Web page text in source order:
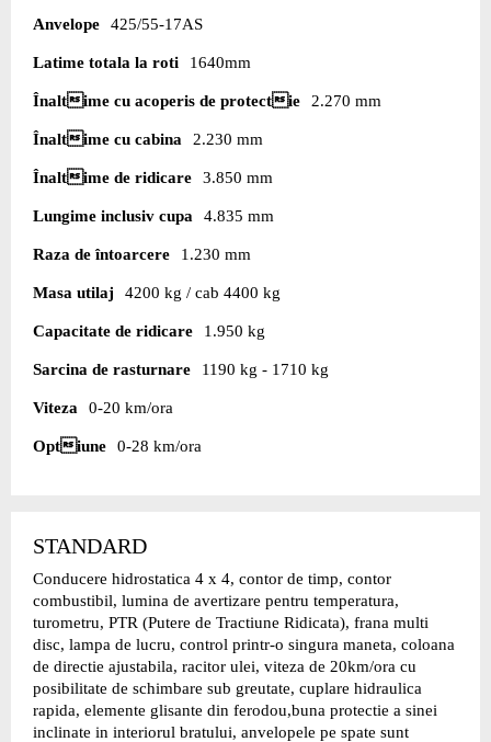
Anvelope 425/55-17AS
Latime totala la roti 1640mm
Înaltime cu acoperis de protectie 2.270 mm
Înaltime cu cabina 2.230 mm
Înaltime de ridicare 3.850 mm
Lungime inclusiv cupa 4.835 mm
Raza de întoarcere 1.230 mm
Masa utilaj 4200 kg / cab 4400 kg
Capacitate de ridicare 1.950 kg
Sarcina de rasturnare 1190 kg - 1710 kg
Viteza 0-20 km/ora
Optiune 0-28 km/ora
STANDARD
Conducere hidrostatica 4 x 4, contor de timp, contor
combustibil, lumina de avertizare pentru temperatura,
turometru, PTR (Putere de Tractiune Ridicata), frana multi
disc, lampa de lucru, control printr-o singura maneta, coloana
de directie ajustabila, racitor ulei, viteza de 20km/ora cu
posibilitate de schimbare sub greutate, cuplare hidraulica
rapida, elemente glisante din ferodou,buna protectie a sinei
inclinate in interiorul bratului, anvelopele pe spate sunt